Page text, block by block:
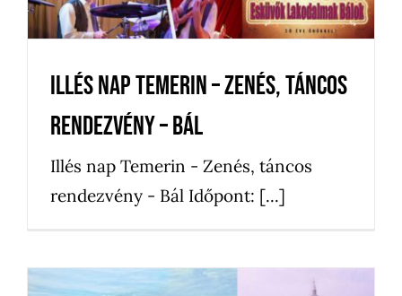
Illés nap Temerin – Zenés, táncos
rendezvény – Bál
Illés nap Temerin - Zenés, táncos
rendezvény - Bál Időpont: [...]